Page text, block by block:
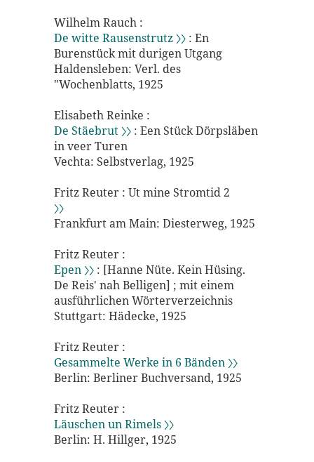
Wilhelm Rauch :
De witte Rausenstrutz 〉〉 : En
Burenstück mit durigen Utgang
Haldensleben: Verl. des
"Wochenblatts, 1925
Elisabeth Reinke :
De Stäebrut 〉〉 : Een Stück Dörpsläben
in veer Turen
Vechta: Selbstverlag, 1925
Fritz Reuter : Ut mine Stromtid 2
〉〉
Frankfurt am Main: Diesterweg, 1925
Fritz Reuter :
Epen 〉〉 : [Hanne Nüte. Kein Hüsing.
De Reis' nah Belligen] ; mit einem
ausführlichen Wörterverzeichnis
Stuttgart: Hädecke, 1925
Fritz Reuter :
Gesammelte Werke in 6 Bänden 〉〉
Berlin: Berliner Buchversand, 1925
Fritz Reuter :
Läuschen un Rimels 〉〉
Berlin: H. Hillger, 1925